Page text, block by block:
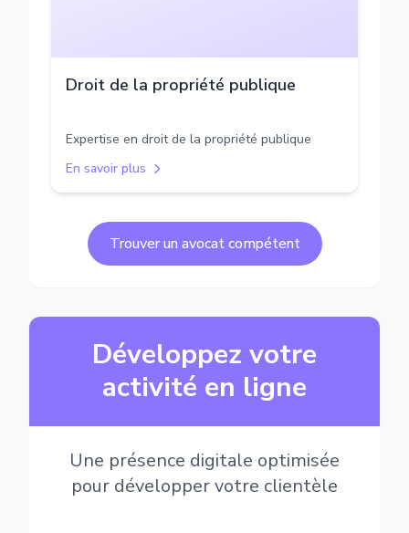
Droit de la propriété publique
Expertise en droit de la propriété publique
En savoir plus
Trouver un avocat compétent
Développez votre
activité en ligne
Une présence digitale optimisée
pour développer votre clientèle